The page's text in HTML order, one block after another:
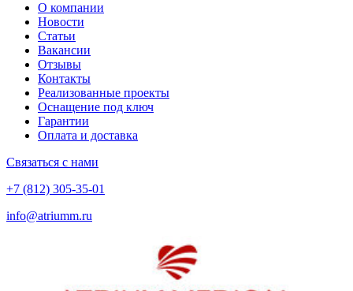
О компании
Новости
Статьи
Вакансии
Отзывы
Контакты
Реализованные проекты
Оснащение под ключ
Гарантии
Оплата и доставка
Связаться с нами
+7 (812) 305-35-01
info@atriumm.ru